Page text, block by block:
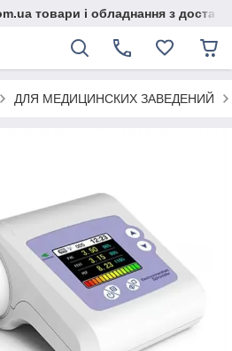
товари і обладнання з
ДЛЯ МЕДИЦИНСКИХ ЗАВЕДЕНИЙ